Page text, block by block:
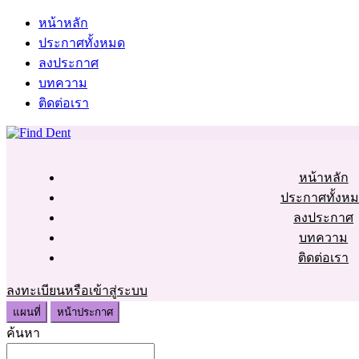
หน้าหลัก
ประกาศทั้งหมด
ลงประกาศ
บทความ
ติดต่อเรา
หน้าหลัก
ประกาศทั้งห
ลงประกาศ
บทความ
ติดต่อเรา
ลงทะเบียนหรือเข้าสู่ระบบ
แผนที่ หน้าประกาศ
ค้นหา